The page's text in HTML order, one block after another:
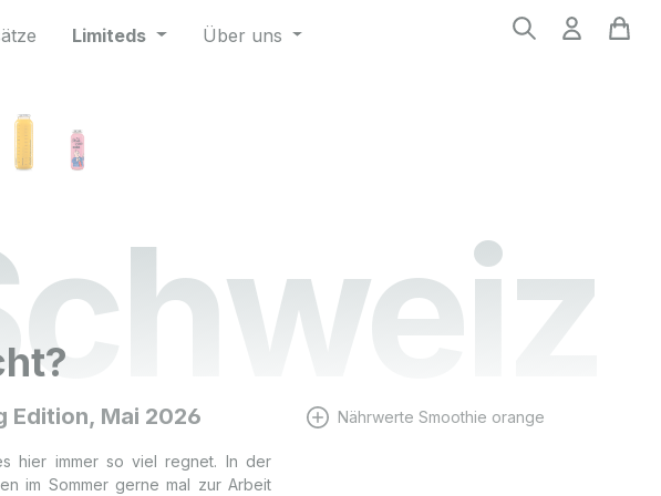
Limiteds Über uns
Edition, Mai 2026
hier immer so viel regnet. In der
im Sommer gerne mal zur Arbeit
Nährwerte Smoothie orange